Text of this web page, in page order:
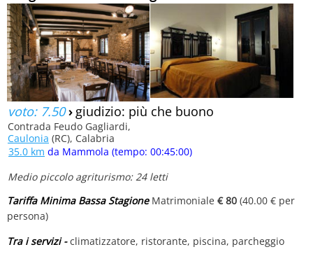
voto: 7.50› giudizio: più che buono
Contrada Feudo Gagliardi,
Caulonia (RC), Calabria
35.0 km da Mammola (tempo: 00:45:00)
Medio piccolo agriturismo: 24 letti
Tariffa Minima Bassa StagioneMatrimoniale € 80 (40.00 € per
persona)
Tra i servizi -climatizzatore, ristorante, piscina, parcheggio